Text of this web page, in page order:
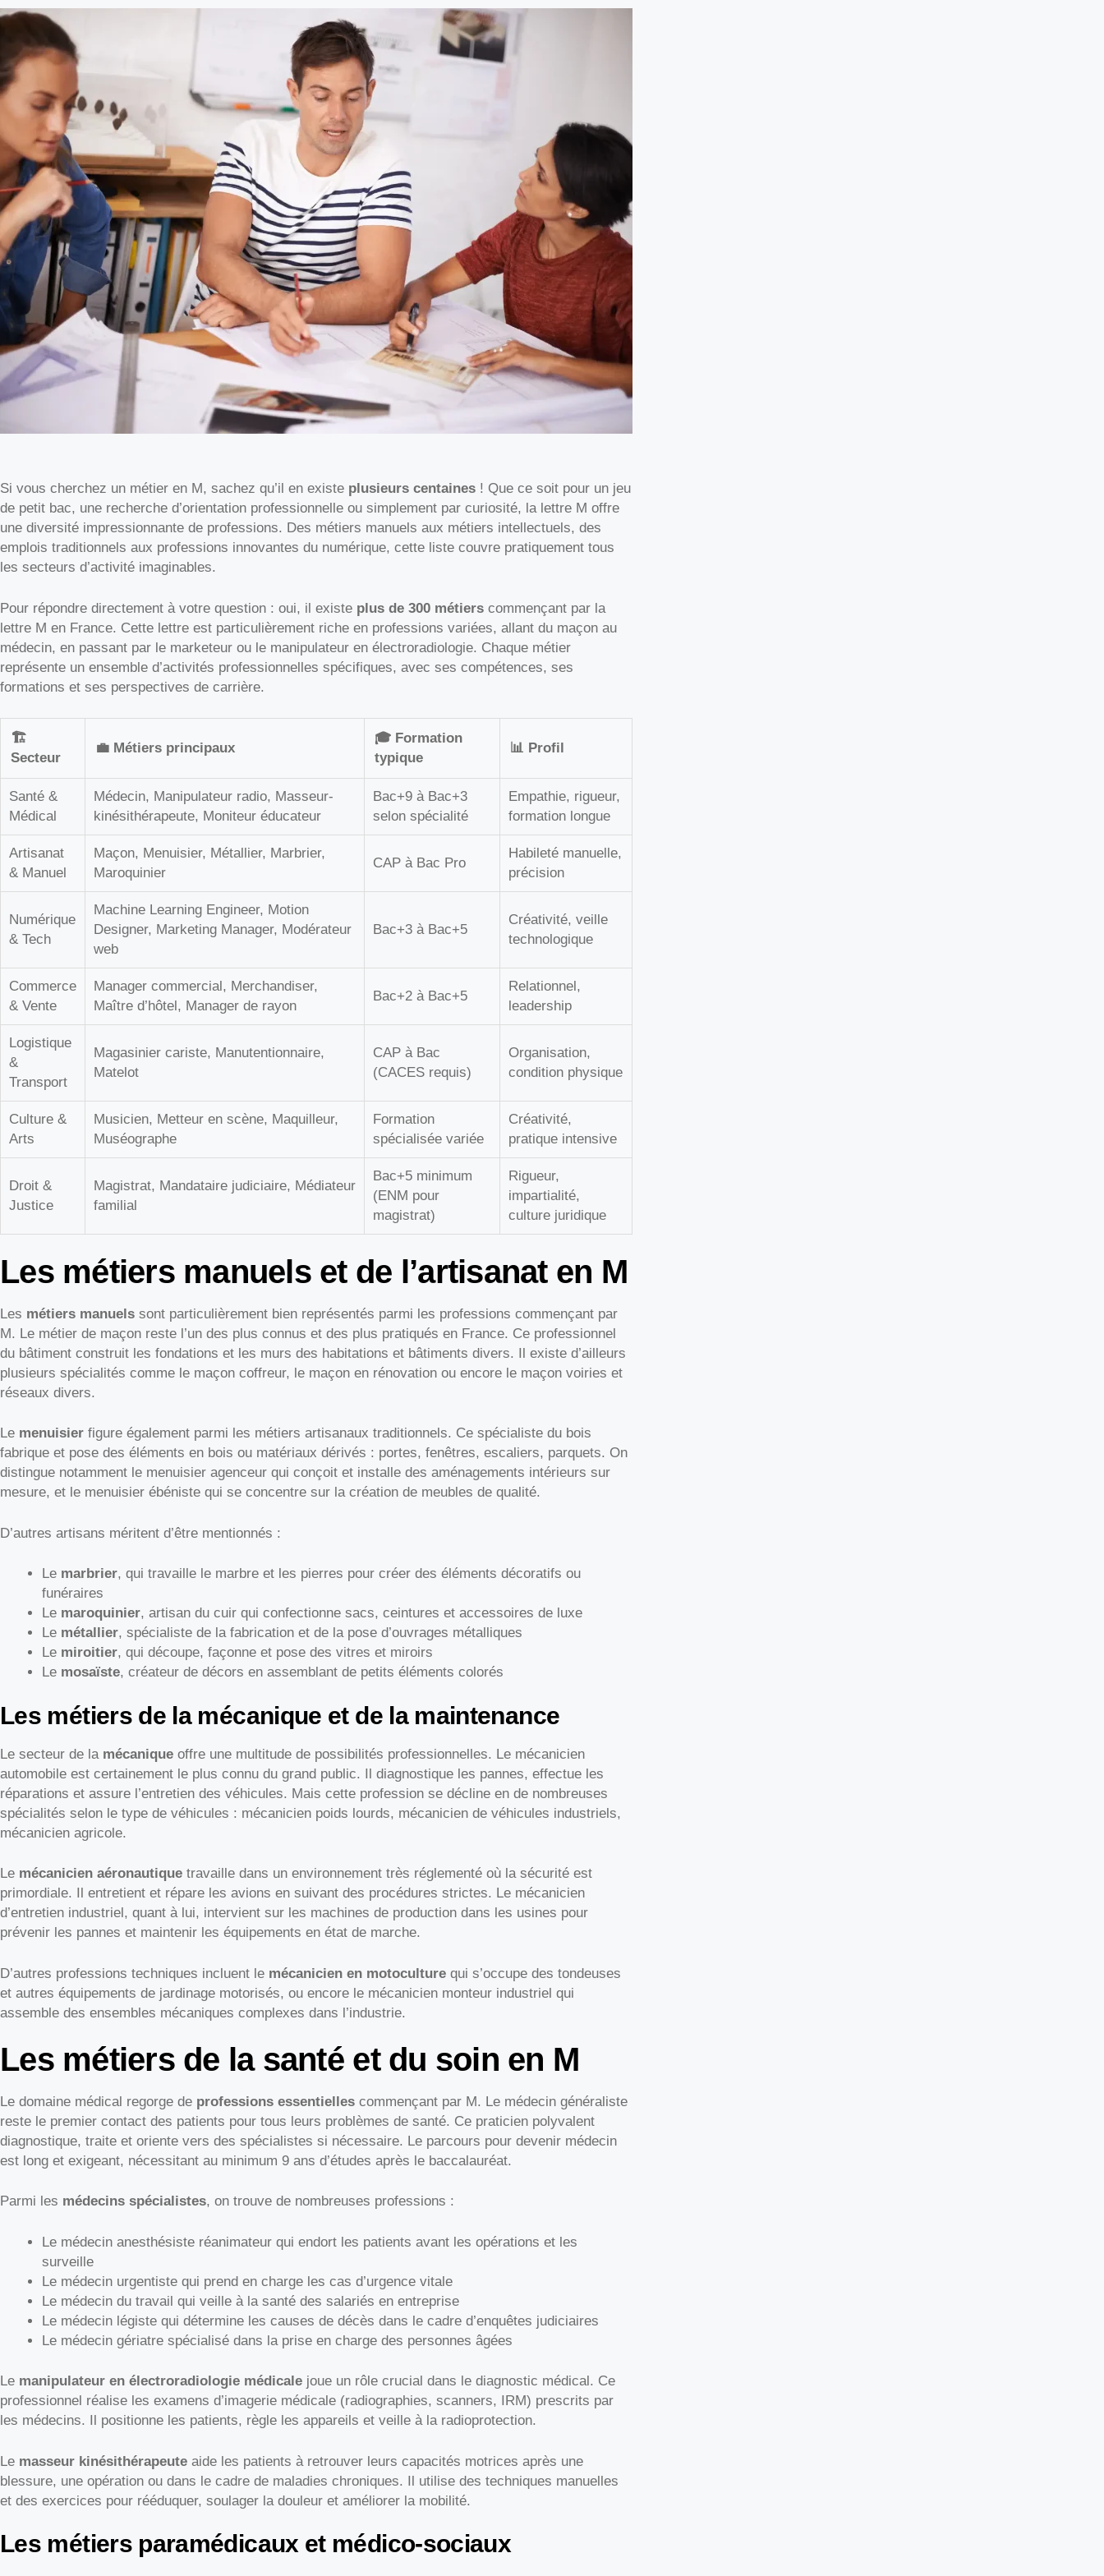
Si vous cherchez un métier en M, sachez qu’il en existe plusieurs centaines ! Que ce soit pour un jeu
de petit bac, une recherche d’orientation professionnelle ou simplement par curiosité, la lettre M offre
une diversité impressionnante de professions. Des métiers manuels aux métiers intellectuels, des
emplois traditionnels aux professions innovantes du numérique, cette liste couvre pratiquement tous
les secteurs d’activité imaginables.
Pour répondre directement à votre question : oui, il existe plus de 300 métiers commençant par la
lettre M en France. Cette lettre est particulièrement riche en professions variées, allant du maçon au
médecin, en passant par le marketeur ou le manipulateur en électroradiologie. Chaque métier
représente un ensemble d’activités professionnelles spécifiques, avec ses compétences, ses
formations et ses perspectives de carrière.
🏗️
Secteur
💼 Métiers principaux
🎓 Formation
typique
📊 Profil
Santé &
Médical
Médecin, Manipulateur radio, Masseur-
kinésithérapeute, Moniteur éducateur
Bac+9 à Bac+3
selon spécialité
Empathie, rigueur,
formation longue
Artisanat
& Manuel
Maçon, Menuisier, Métallier, Marbrier,
Maroquinier
CAP à Bac Pro
Habileté manuelle,
précision
Numérique
& Tech
Machine Learning Engineer, Motion
Designer, Marketing Manager, Modérateur
web
Bac+3 à Bac+5
Créativité, veille
technologique
Commerce
& Vente
Manager commercial, Merchandiser,
Maître d’hôtel, Manager de rayon
Bac+2 à Bac+5
Relationnel,
leadership
Logistique
&
Transport
Magasinier cariste, Manutentionnaire,
Matelot
CAP à Bac
(CACES requis)
Organisation,
condition physique
Culture &
Arts
Musicien, Metteur en scène, Maquilleur,
Muséographe
Formation
spécialisée variée
Créativité,
pratique intensive
Droit &
Justice
Magistrat, Mandataire judiciaire, Médiateur
familial
Bac+5 minimum
(ENM pour
magistrat)
Rigueur,
impartialité,
culture juridique
Les métiers manuels et de l’artisanat en M
Les métiers manuels sont particulièrement bien représentés parmi les professions commençant par
M. Le métier de maçon reste l’un des plus connus et des plus pratiqués en France. Ce professionnel
du bâtiment construit les fondations et les murs des habitations et bâtiments divers. Il existe d’ailleurs
plusieurs spécialités comme le maçon coffreur, le maçon en rénovation ou encore le maçon voiries et
réseaux divers.
Le menuisier figure également parmi les métiers artisanaux traditionnels. Ce spécialiste du bois
fabrique et pose des éléments en bois ou matériaux dérivés : portes, fenêtres, escaliers, parquets. On
distingue notamment le menuisier agenceur qui conçoit et installe des aménagements intérieurs sur
mesure, et le menuisier ébéniste qui se concentre sur la création de meubles de qualité.
D’autres artisans méritent d’être mentionnés :
Le marbrier, qui travaille le marbre et les pierres pour créer des éléments décoratifs ou
funéraires
Le maroquinier, artisan du cuir qui confectionne sacs, ceintures et accessoires de luxe
Le métallier, spécialiste de la fabrication et de la pose d’ouvrages métalliques
Le miroitier, qui découpe, façonne et pose des vitres et miroirs
Le mosaïste, créateur de décors en assemblant de petits éléments colorés
Les métiers de la mécanique et de la maintenance
Le secteur de la mécanique offre une multitude de possibilités professionnelles. Le mécanicien
automobile est certainement le plus connu du grand public. Il diagnostique les pannes, effectue les
réparations et assure l’entretien des véhicules. Mais cette profession se décline en de nombreuses
spécialités selon le type de véhicules : mécanicien poids lourds, mécanicien de véhicules industriels,
mécanicien agricole.
Le mécanicien aéronautique travaille dans un environnement très réglementé où la sécurité est
primordiale. Il entretient et répare les avions en suivant des procédures strictes. Le mécanicien
d’entretien industriel, quant à lui, intervient sur les machines de production dans les usines pour
prévenir les pannes et maintenir les équipements en état de marche.
D’autres professions techniques incluent le mécanicien en motoculture qui s’occupe des tondeuses
et autres équipements de jardinage motorisés, ou encore le mécanicien monteur industriel qui
assemble des ensembles mécaniques complexes dans l’industrie.
Les métiers de la santé et du soin en M
Le domaine médical regorge de professions essentielles commençant par M. Le médecin généraliste
reste le premier contact des patients pour tous leurs problèmes de santé. Ce praticien polyvalent
diagnostique, traite et oriente vers des spécialistes si nécessaire. Le parcours pour devenir médecin
est long et exigeant, nécessitant au minimum 9 ans d’études après le baccalauréat.
Parmi les médecins spécialistes, on trouve de nombreuses professions :
Le médecin anesthésiste réanimateur qui endort les patients avant les opérations et les
surveille
Le médecin urgentiste qui prend en charge les cas d’urgence vitale
Le médecin du travail qui veille à la santé des salariés en entreprise
Le médecin légiste qui détermine les causes de décès dans le cadre d’enquêtes judiciaires
Le médecin gériatre spécialisé dans la prise en charge des personnes âgées
Le manipulateur en électroradiologie médicale joue un rôle crucial dans le diagnostic médical. Ce
professionnel réalise les examens d’imagerie médicale (radiographies, scanners, IRM) prescrits par
les médecins. Il positionne les patients, règle les appareils et veille à la radioprotection.
Le masseur kinésithérapeute aide les patients à retrouver leurs capacités motrices après une
blessure, une opération ou dans le cadre de maladies chroniques. Il utilise des techniques manuelles
et des exercices pour rééduquer, soulager la douleur et améliorer la mobilité.
Les métiers paramédicaux et médico-sociaux